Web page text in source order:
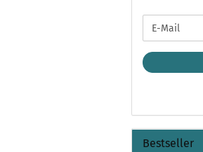
ZUR
ANMELDUNG
E-
Mail
Bestseller